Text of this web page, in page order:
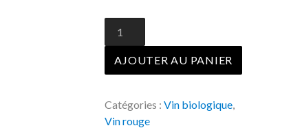
Lescaneaut
2018
AJOUTER AU PANIER
Catégories :Vin biologique
Vin rouge